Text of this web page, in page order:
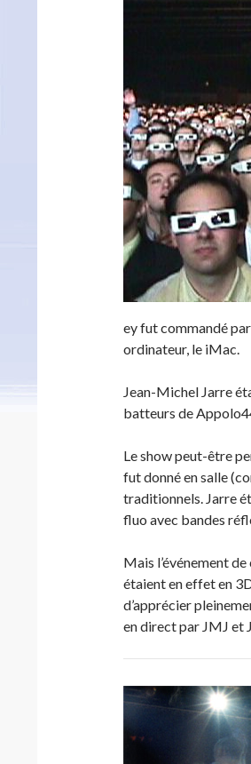
ey fut commandé
ordinateur, le iMac.
Jean-Michel Jarre
batteurs de
Le show peut-être
fut donné en salle
traditionnels. Jarre
fluo avec bandes
Mais l’événement
étaient en effet en
d’apprécier
en direct par JMJ et